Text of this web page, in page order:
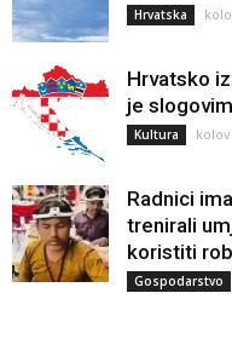
Hrvatska
Hrvatsko
je
Kultura
Radnici
trenirali
koristiti
Gospodarstvo